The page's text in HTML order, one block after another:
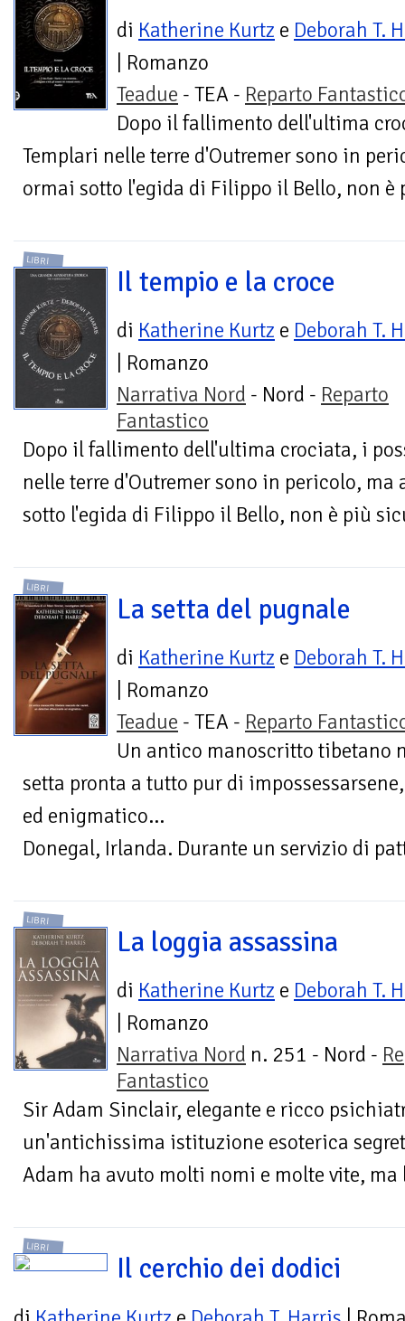
di Katherine Kurtz e Deborah T.
| Romanzo
Teadue - TEA - Reparto
Dopo il fallimento dell'ultima
Templari nelle terre d'Outremer sono in
ormai sotto l'egida di Filippo il Bello, non è
LIBRI
Il tempio e la croce
di Katherine Kurtz e Deborah T.
| Romanzo
Narrativa Nord - Nord - Reparto
Fantastico
Dopo il fallimento dell'ultima crociata, i
nelle terre d'Outremer sono in pericolo,
sotto l'egida di Filippo il Bello, non è più
LIBRI
La setta del pugnale
di Katherine Kurtz e Deborah T.
| Romanzo
Teadue - TEA - Reparto
Un antico manoscritto tibetano
setta pronta a tutto pur di
ed enigmatico...
Donegal, Irlanda. Durante un servizio di
LIBRI
La loggia assassina
di Katherine Kurtz e Deborah T.
| Romanzo
Narrativa Nord n. 251 - Nord -
Fantastico
Sir Adam Sinclair, elegante e ricco
un'antichissima istituzione esoterica
Adam ha avuto molti nomi e molte vite,
LIBRI
Il cerchio dei dodici